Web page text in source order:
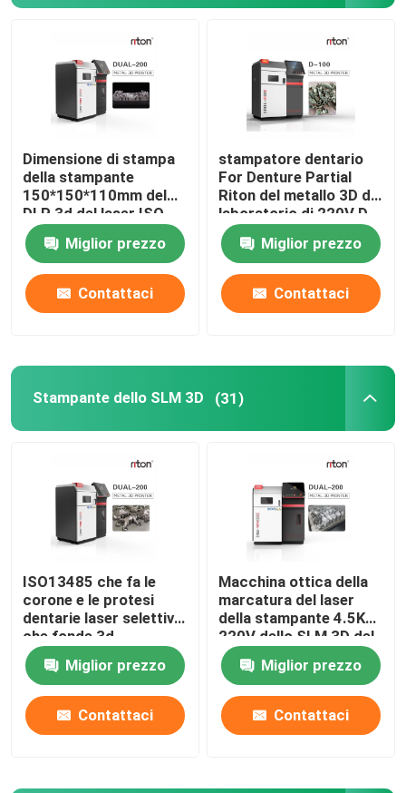
Prodotti
Chi siamo
Fatory Tour
Controllo di qualità
notizie
Tutti i casi
Stampante del metallo 3D del laser
Stampante dentaria del metallo 3D
Stampante dello SLM 3D
Dimensione di stampa
della stampante
150*150*110mm del
DLP 3d del laser ISO-
13485 per i modelli
dell'impianto dentario
Miglior prezzo
Contattaci
stampatore dentario
For Denture Partial
Riton del metallo 3D del
laboratorio di 220V D-
100
Miglior prezzo
Contattaci
Stampante dello SLM 3D (31)
ISO13485 che fa le
corone e le protesi
dentarie laser selettivo
che fonde 3d
stampante Dual 200
Miglior prezzo
Contattaci
Macchina ottica della
marcatura del laser
della stampante 4.5KW
220V dello SLM 3D del
metallo
Miglior prezzo
Contattaci